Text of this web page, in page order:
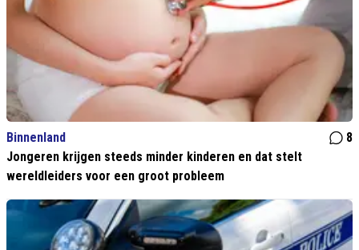
Binnenland
8
Jongeren krijgen steeds minder kinderen en dat stelt
wereldleiders voor een groot probleem